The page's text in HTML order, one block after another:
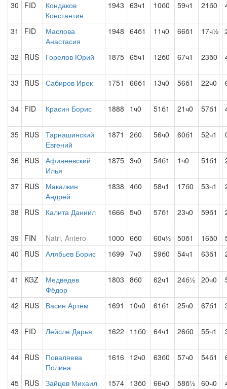
30 FID
Кондаков
Константин
1943 63ч1 10б0 59ч1 21б0
31 FID
Маслова
Анастасия
1948 64б1 11ч0 66б1 17ч½
32 RUS Горелов Юрий 1875 65ч1 12б0 67ч1 23б0
33 RUS Сабиров Ирек 1751 66б1 13ч0 56б1 22ч0
34 FID Красин Борис 1888 1ч0 51б1 21ч0 57б1
35 RUS
Тарнашинский
Евгений
1871 2б0 56ч0 60б1 52ч1
36 RUS
Афинеевский
Илья
1875 3ч0 54б1 1ч0 51б1
37 RUS
Макалкин
Андрей
1838 4б0 58ч1 17б0 53ч1
38 RUS Калита Даниил 1666 5ч0 57б1 23ч0 59б1
39 FIN Natri, Antero 1000 6б0 60ч½ 50б1 16б0
40
RUS Алябьев Борис 1699 7ч0 59б0 54ч1 63б1
41 KGZ
Медведев
Фёдор
1803 8б0 62ч1 24б½ 20ч0
42 RUS Васин Артём 1691 10ч0 61б1 25ч0 67б1
43 FID Лейсле Дарья 1622 11б0 64ч1 26б0 55ч1
44 RUS
Поваляева
Полина
1616 12ч0 63б0 57ч0 54б1
45 RUS Зайцев Михаил 1574 13б0 66ч0 58б½ 60ч0